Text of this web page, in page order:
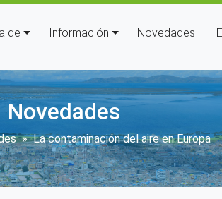
principal
de Información Novedades
Novedades
enlaces de
La contaminación del aire en Europa